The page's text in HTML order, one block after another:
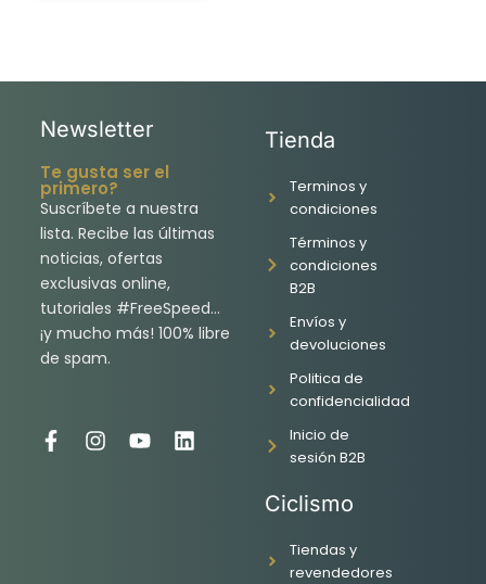
Newsletter
Te gusta ser el
primero?
Suscríbete a nuestra
lista. Recibe las últimas
noticias, ofertas
exclusivas online,
tutoriales #FreeSpeed…
¡y mucho más! 100% libre
de spam.
F
I
Y
L
Tienda
Terminos y
condiciones
Términos y
condiciones
B2B
Envíos y
devoluciones
Politica de
confidencialidad
Inicio de
sesión B2B
Ciclismo
Tiendas y
revendedores